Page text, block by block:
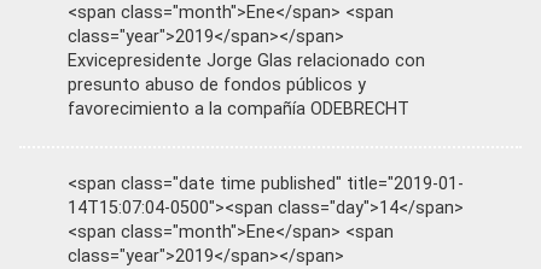
<span class="month">Ene</span> <span
class="year">2019</span></span>
Exvicepresidente Jorge Glas relacionado con
presunto abuso de fondos públicos y
favorecimiento a la compañía ODEBRECHT
<span class="date time published" title="2019-01-
14T15:07:04-0500"><span class="day">14</span>
<span class="month">Ene</span> <span
class="year">2019</span></span>